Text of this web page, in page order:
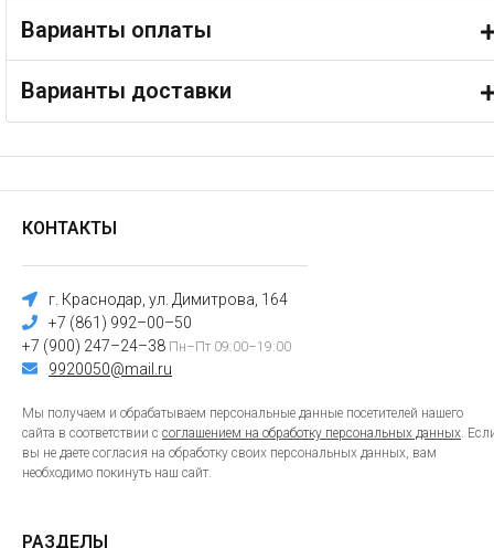
Варианты оплаты
Варианты доставки
КОНТАКТЫ
г. Краснодар, ул. Димитрова, 164
+7 (861) 992–00–50
+7 (900) 247–24–38 Пн–Пт 09:00–19:00
9920050@mail.ru
Мы получаем и обрабатываем персональные данные посетителей нашего
сайта в соответствии с соглашением на обработку персональных данных.
вы не даете согласия на обработку своих персональных данных, вам
необходимо покинуть наш сайт.
РАЗДЕЛЫ